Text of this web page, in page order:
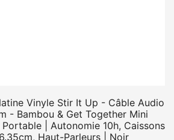
Vinyle Stir It Up - Câble Audio
- Bambou & Get Together Mini
| Autonomie 10h, Caissons
Haut-Parleurs | Noir